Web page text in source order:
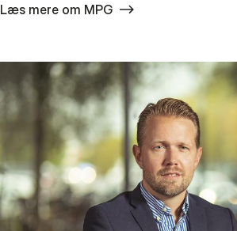
Læs mere om MPG